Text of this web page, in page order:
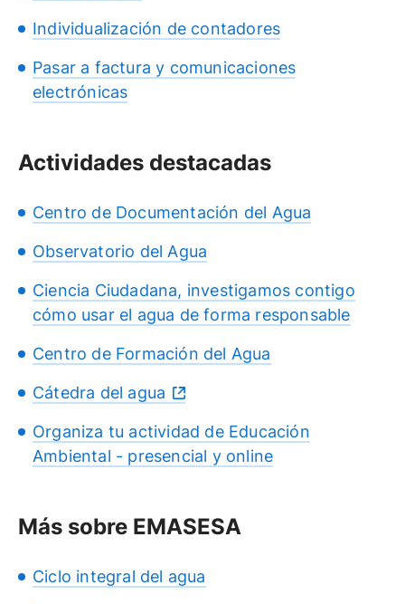
Individualización de contadores
Pasar a factura y comunicaciones
electrónicas
Actividades destacadas
Centro de Documentación del Agua
Observatorio del Agua
Ciencia Ciudadana, investigamos contigo
cómo usar el agua de forma responsable
Centro de Formación del Agua
Cátedra del agua
Organiza tu actividad de Educación
Ambiental - presencial y online
Más sobre EMASESA
Ciclo integral del agua